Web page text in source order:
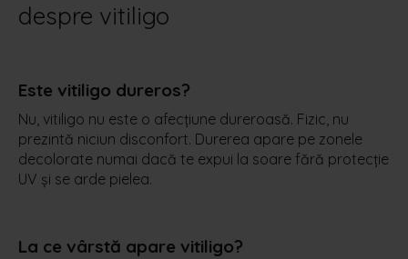
despre vitiligo
Este vitiligo dureros?
Nu, vitiligo nu este o afecțiune dureroasă. Fizic, nu
prezintă niciun disconfort. Durerea apare pe zonele
decolorate numai dacă te expui la soare fără protecție
UV și se arde pielea.
La ce vârstă apare vitiligo?